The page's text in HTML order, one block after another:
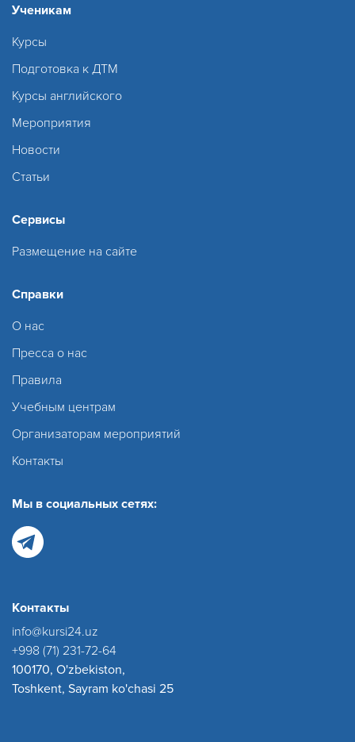
Ученикам
Курсы
Подготовка к ДТМ
Курсы английского
Мероприятия
Новости
Статьи
Сервисы
Размещение на сайте
Справки
О нас
Пресса о нас
Правила
Учебным центрам
Организаторам мероприятий
Контакты
Мы в социальных сетях:
Контакты
info@kursi24.uz
+998 (71) 231-72-64
100170, O'zbekiston,
Toshkent, Sayram ko'chasi 25